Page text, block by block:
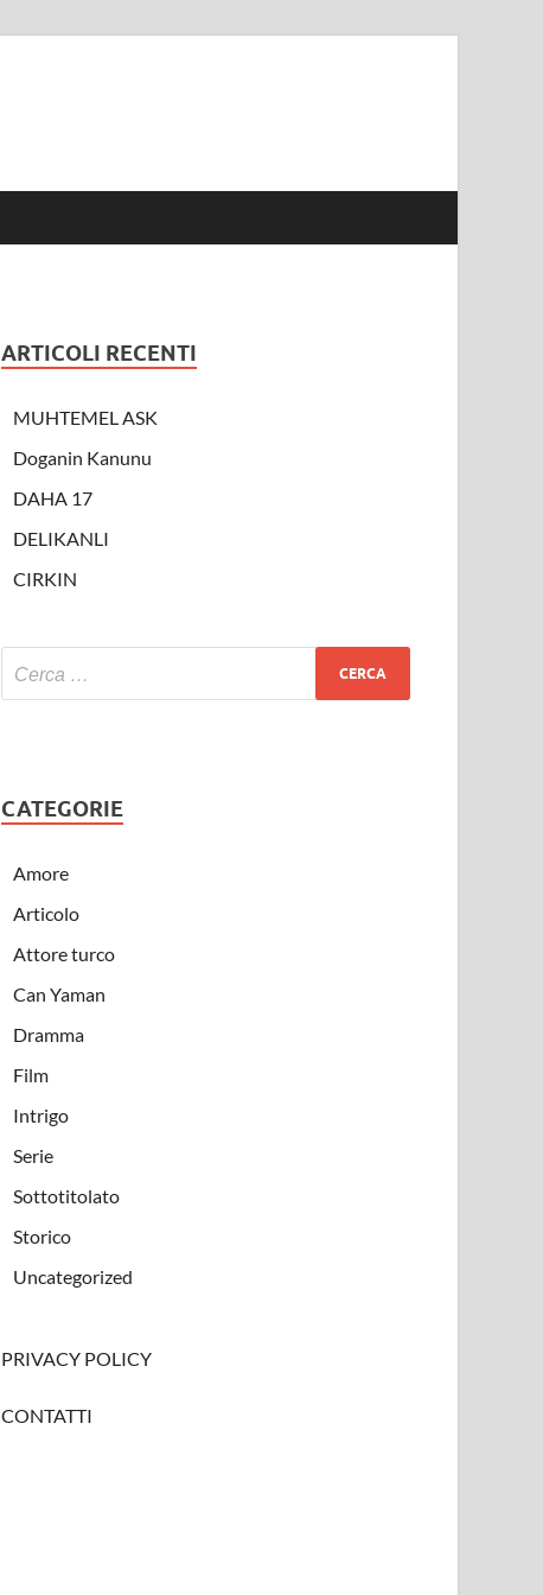
ARTICOLI RECENTI
MUHTEMEL ASK
Doganin Kanunu
DAHA 17
DELIKANLI
CIRKIN
CATEGORIE
Amore
Articolo
Attore turco
Can Yaman
Dramma
Film
Intrigo
Serie
Sottotitolato
Storico
Uncategorized
PRIVACY POLICY
CONTATTI